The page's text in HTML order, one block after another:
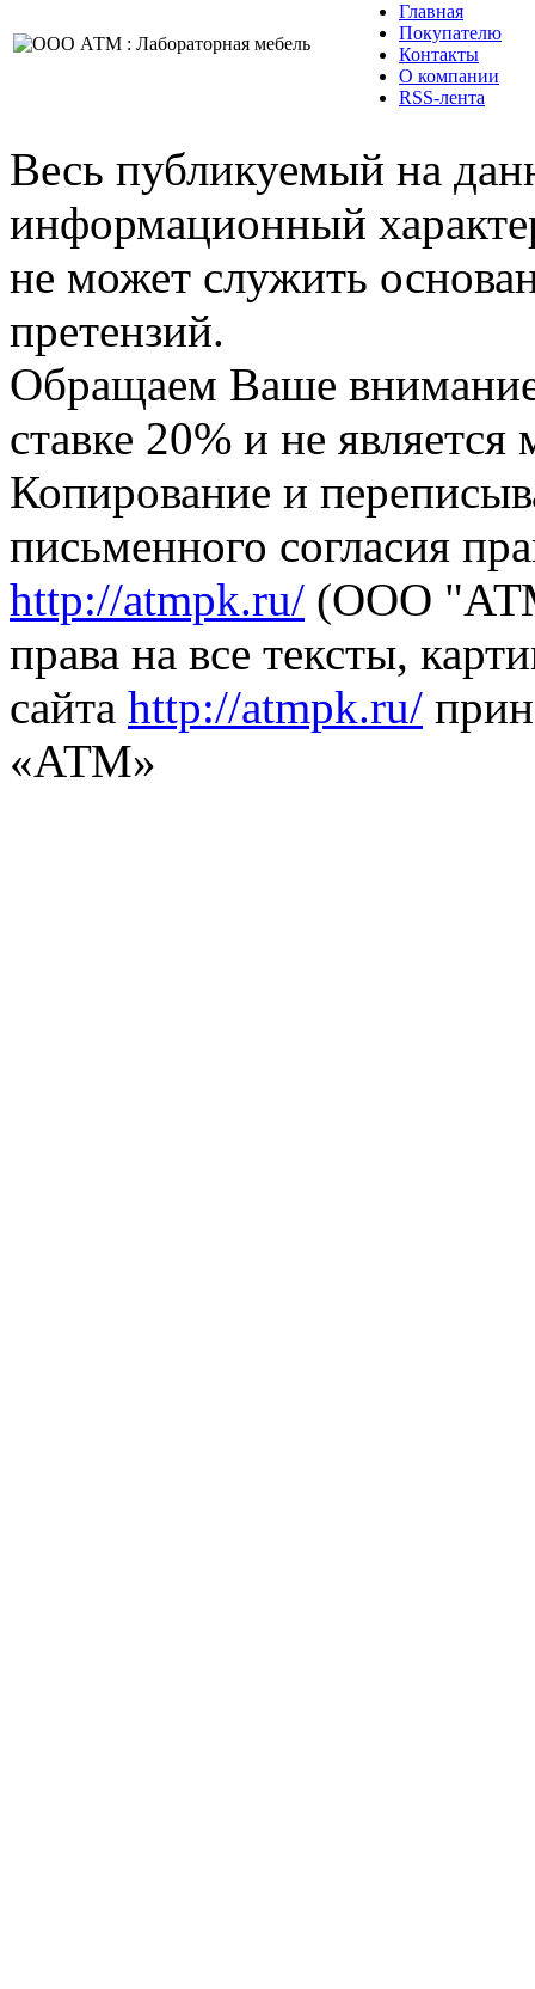
Главная
Покупателю
Контакты
О компании
RSS-лента
Весь публикуемый на
информационный
не может служить
претензий.
Обращаем Ваше
ставке 20% и не
Копирование и
письменного согласия
http://atmpk.ru/ (ООО
права на все тексты,
сайта http://atmpk.ru/
«АТМ»